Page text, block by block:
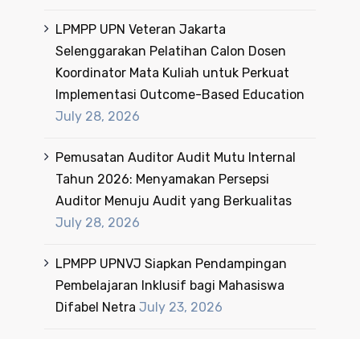
LPMPP UPN Veteran Jakarta
Selenggarakan Pelatihan Calon Dosen
Koordinator Mata Kuliah untuk Perkuat
Implementasi Outcome-Based Education
July 28, 2026
Pemusatan Auditor Audit Mutu Internal
Tahun 2026: Menyamakan Persepsi
Auditor Menuju Audit yang Berkualitas
July 28, 2026
LPMPP UPNVJ Siapkan Pendampingan
Pembelajaran Inklusif bagi Mahasiswa
Difabel Netra July 23, 2026